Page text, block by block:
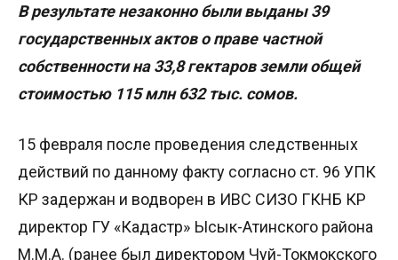
В результате незаконно были выданы 39
государственных актов о праве частной
собственности на 33,8 гектаров земли общей
стоимостью 115 млн 632 тыс. сомов.
15 февраля после проведения следственных
действий по данному факту согласно ст. 96 УПК
КР задержан и водворен в ИВС СИЗО ГКНБ КР
директор ГУ «Кадастр» Ысык-Атинского района
М.М.А. (ранее был директором Чуй-Токмокского